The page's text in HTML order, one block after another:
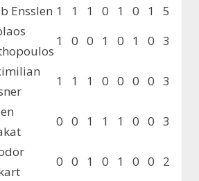
Ensslen 1 1 1 0 1 0 1
5
1 0 0 1 0 1 0 3
1 1 1 0 0 0 0 3
0 0 1 1 1 0 0 3
0 0 1 0 1 0 0 2